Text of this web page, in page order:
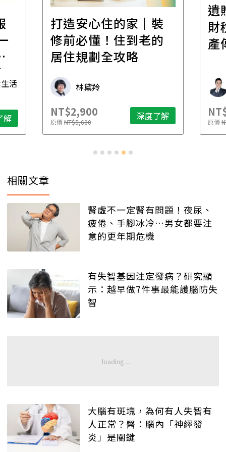
活
解
打造安心住的家｜裝
修前必懂！住到老的
居住規劃全攻略
林黛羚
NT$2,900
原價NT$5,600 深度了解
遺
財
產
原價
相關文章
腎虛不一定腎有問題！夜尿、
疲倦、手腳冰冷…男女都要注
意的更年期危機
有失智基因注定發病？研究顯
示：越早做7件事最能護腦防失
智
大腦有斑塊，為何有人失智有
人正常？醫：腦內「神經發
炎」是關鍵